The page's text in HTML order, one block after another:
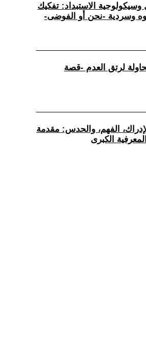
وسيكولوجية الاستبداد: تفكيك
وسردية -نحن أو الفوضى-
لرتق العدم -قصة
الفهم، والحدس: مقدمة
الكبرى